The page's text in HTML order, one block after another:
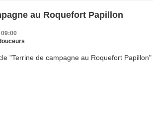
au Roquefort Papillon
09:00